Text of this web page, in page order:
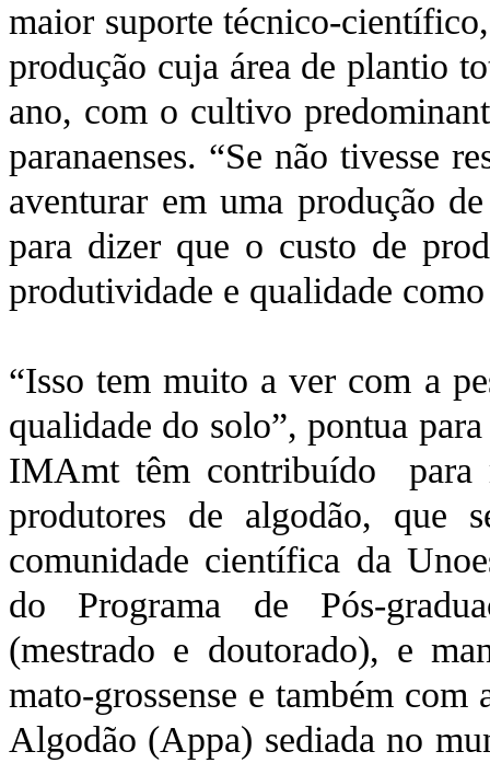
maior suporte técnico-
produção cuja área de plantio
ano, com o cultivo
paranaenses. “Se não tivesse
aventurar em uma produção
para dizer que o custo de
produtividade e qualidade
“Isso tem muito a ver com a
qualidade do solo”, pontua
IMAmt têm contribuído para
produtores de algodão, que
comunidade científica da
do Programa de Pós-
(mestrado e doutorado), e
mato-grossense e também com
Algodão (Appa) sediada no